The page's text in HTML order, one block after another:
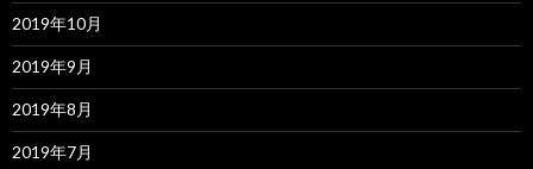
2019年10月
2019年9月
2019年8月
2019年7月